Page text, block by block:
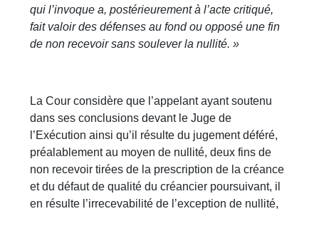
qui l’invoque a, postérieurement à l’acte critiqué,
fait valoir des défenses au fond ou opposé une fin
de non recevoir sans soulever la nullité. »
La Cour considère que l’appelant ayant soutenu
dans ses conclusions devant le Juge de
l’Exécution ainsi qu’il résulte du jugement déféré,
préalablement au moyen de nullité, deux fins de
non recevoir tirées de la prescription de la créance
et du défaut de qualité du créancier poursuivant, il
en résulte l’irrecevabilité de l’exception de nullité,